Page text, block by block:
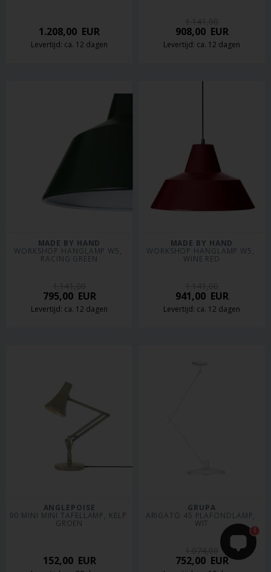
1.208,00 EUR
Levertijd: ca. 12 dagen
908,00EUR
Levertijd: ca. 12 dagen
MADE BY HAND
WORKSHOP HANGLAMP W5,
RACING GREEN
795,00EUR
Levertijd: ca. 12 dagen
MADE BY HAND
WORKSHOP HANGLAMP W5,
WINE RED
941,00EUR
Levertijd: ca. 12 dagen
ANGLEPOISE
90 MINI MINI TAFELLAMP, KELP
GROEN
152,00EUR
GRUPA
ARIGATO 45 PLAFONDLAMP,
WIT
752,00EUR
1